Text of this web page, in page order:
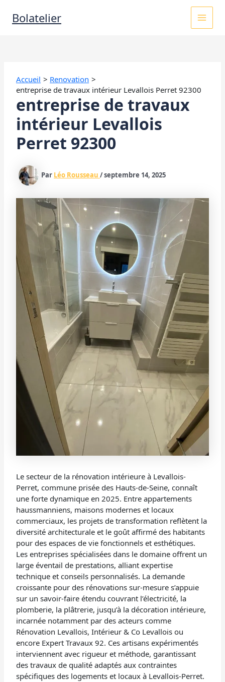
contenu
Bolatelier
MAIN
Accueil
Renovation
entreprise de travaux intérieur Levallois Perret 92300
entreprise de travaux
intérieur Levallois
Perret 92300
Par Léo Rousseau/septembre 14, 2025
Le secteur de la rénovation intérieure à Levallois-
Perret, commune prisée des Hauts-de-Seine, connaît
une forte dynamique en 2025. Entre appartements
haussmanniens, maisons modernes et locaux
commerciaux, les projets de transformation reflètent la
diversité architecturale et le goût affirmé des habitants
pour des espaces de vie fonctionnels et esthétiques.
Les entreprises spécialisées dans le domaine offrent un
large éventail de prestations, alliant expertise
technique et conseils personnalisés. La demande
croissante pour des rénovations sur-mesure s’appuie
sur un savoir-faire étendu couvrant l’électricité, la
plomberie, la plâtrerie, jusqu’à la décoration intérieure,
incarnée notamment par des acteurs comme
Rénovation Levallois, Intérieur & Co Levallois ou
encore Expert Travaux 92. Ces artisans expérimentés
interviennent avec rigueur et méthode, garantissant
des travaux de qualité adaptés aux contraintes
spécifiques des logements et locaux à Levallois-Perret.